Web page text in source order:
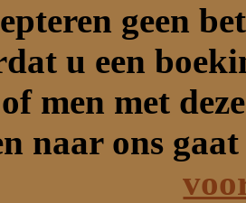
geen
u een
men met
naar ons